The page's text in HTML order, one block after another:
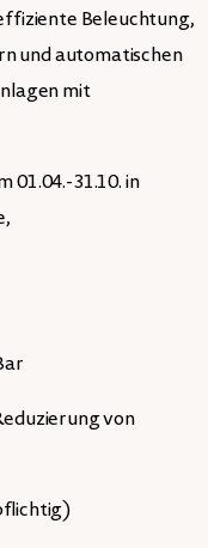
Beleuchtung,
und automatischen
mit
01.04.-31.10. in
von